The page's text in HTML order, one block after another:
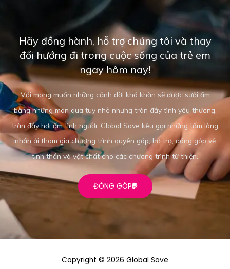
Hãy đồng hành, hỗ trợ chúng tôi và thay
đổi hướng đi trong cuộc sống của trẻ em
ngay hôm nay!
Với mong muốn những cảnh đời khó khăn sẽ được sưởi ấm
bằng những món quà tuy nhỏ nhưng tràn đầy tình yêu thương,
tràn đầy hơi ấm tình người, Global Save kêu gọi những tấm lòng
nhân ái tham gia chương trình quyên góp, hỗ trợ, đóng góp về
tinh thần và vật chất cho các chương trình từ thiện.
ĐÓNG GÓP
Copyright © 2026 Global Save